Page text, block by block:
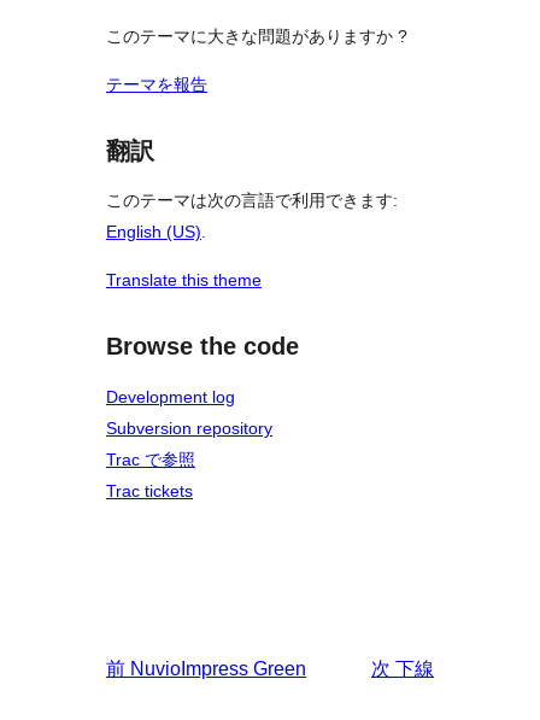
このテーマに大きな問題がありますか ?
テーマを報告
翻訳
このテーマは次の言語で利用できます:
English (US).
Translate this theme
Browse the code
Development log
Subversion repository
Trac で参照
Trac tickets
前 NuvioImpress Green 次 下線